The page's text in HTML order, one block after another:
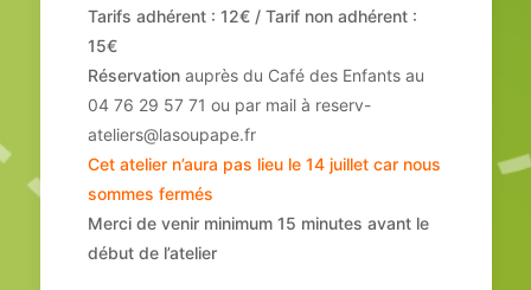
Tarifs adhérent : 12€ / Tarif non adhérent :
15€
Réservation auprès du Café des Enfants au
04 76 29 57 71 ou par mail à reserv-
ateliers@lasoupape.fr
Cet atelier n’aura pas lieu le 14 juillet car nous
sommes fermés
Merci de venir minimum 15 minutes avant le
début de l’atelier